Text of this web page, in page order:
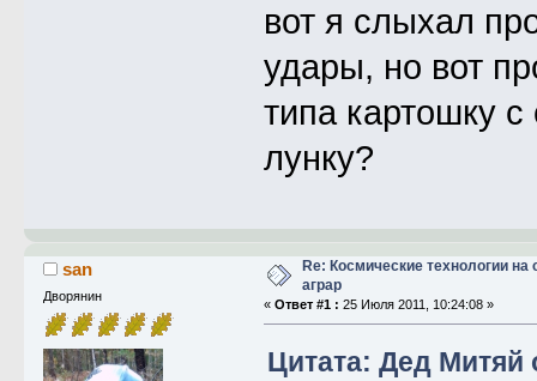
вот я слыхал
удары, но вот
типа картошку с
лунку?
san
Дворянин
Re: Космические технологии
аграр
« Ответ #1 : 25 Июля 2011, 10:24:08 »
Цитата: Дед Митяй